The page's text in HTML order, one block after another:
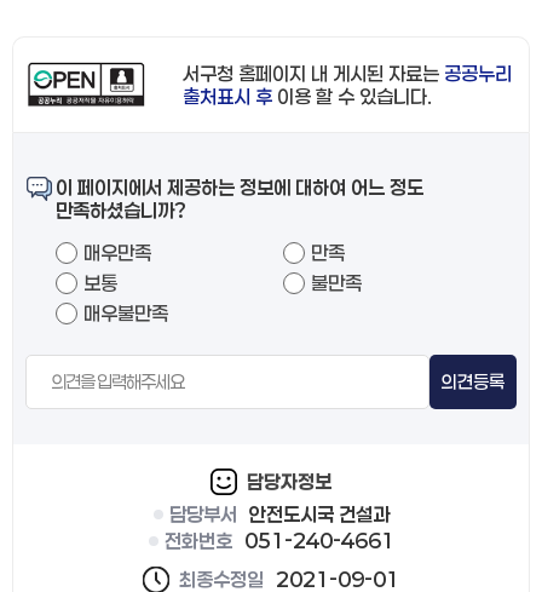
서구청 홈페이지 내 게시된 자료는 공공누리
출처표시 후 이용 할 수 있습니다.
이 페이지에서 제공하는 정보에 대하여 어느 정도
만족하셨습니까?
매우만족
만족
보통
불만족
매우불만족
의견등록
담당자정보
담당부서 안전도시국 건설과
전화번호
051-240-4661
최종수정일
2021-09-01